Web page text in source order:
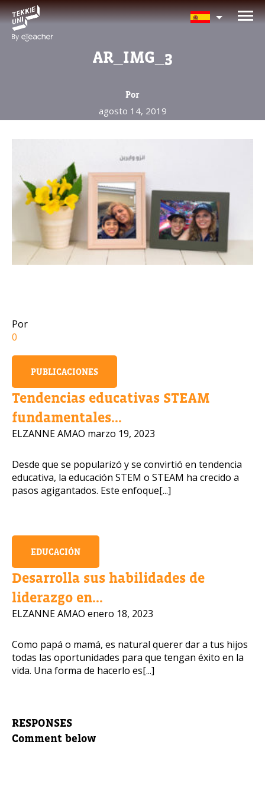
AR_IMG_3
Por
agosto 14, 2019
Por
0
PUBLICACIONES
Tendencias educativas STEAM
fundamentales...
ELZANNE AMAO marzo 19, 2023
Desde que se popularizó y se convirtió en tendencia
educativa, la educación STEM o STEAM ha crecido a
pasos agigantados. Este enfoque[...]
EDUCACIÓN
Desarrolla sus habilidades de
liderazgo en...
ELZANNE AMAO enero 18, 2023
Como papá o mamá, es natural querer dar a tus hijos
todas las oportunidades para que tengan éxito en la
vida. Una forma de hacerlo es[...]
RESPONSES
Comment below
¿Te interesan nuestros
Nombre completo del padre/madre
La edad de su hijo/a
La edad de su hijo/a
Correo electrónico del padre/madre
OBTENER INFORMACIÓN